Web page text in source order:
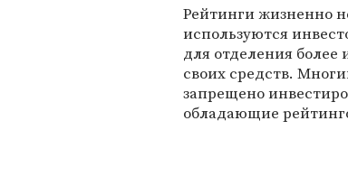
Рейтинги жизненно
используются
для отделения
своих средств.
запрещено
обладающие